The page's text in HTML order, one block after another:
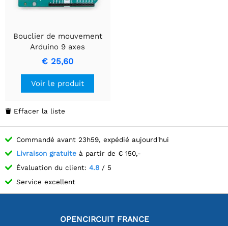
Bouclier de mouvement
Arduino 9 axes
€ 25,60
Voir le produit
 Effacer la liste
Commandé avant 23h59, expédié aujourd'hui
Livraison gratuite à partir de € 150,-
Évaluation du client: 4.8 / 5
Service excellent
OPENCIRCUIT FRANCE